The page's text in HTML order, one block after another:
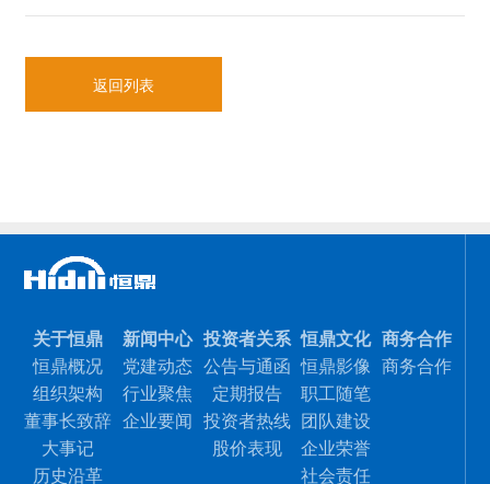
返回列表
关于恒鼎
恒鼎概况
组织架构
董事长致辞
大事记
历史沿革
新闻中心
党建动态
行业聚焦
企业要闻
投资者关系
公告与通函
定期报告
投资者热线
股价表现
恒鼎文化
恒鼎影像
职工随笔
团队建设
企业荣誉
社会责任
商务合作
商务合作